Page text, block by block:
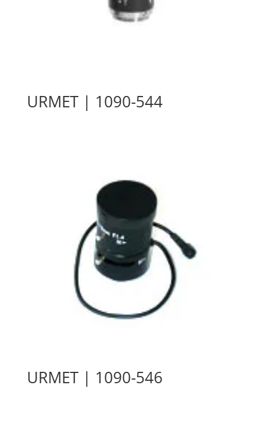
URMET | 1090-544
URMET | 1090-546